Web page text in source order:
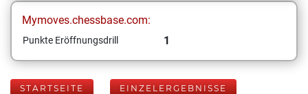
Mymoves.chessbase.com:
Punkte Eröffnungsdrill 1
STARTSEITE EINZELERGEBNISSE